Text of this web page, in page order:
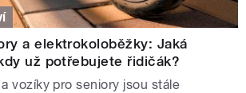
a elektrokoloběžky: Jaká
už potřebujete řidičák?
vozíky pro seniory jsou stále